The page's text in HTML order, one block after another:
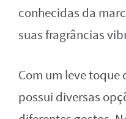
conhecidas da
suas fragrâncias
Com um leve toque
possui diversas